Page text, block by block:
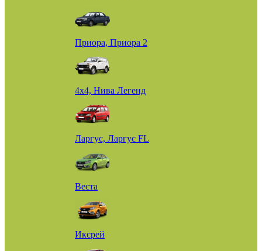
Приора, Приора 2
4х4, Нива Легенд
Ларгус, Ларгус FL
Веста
Иксрей